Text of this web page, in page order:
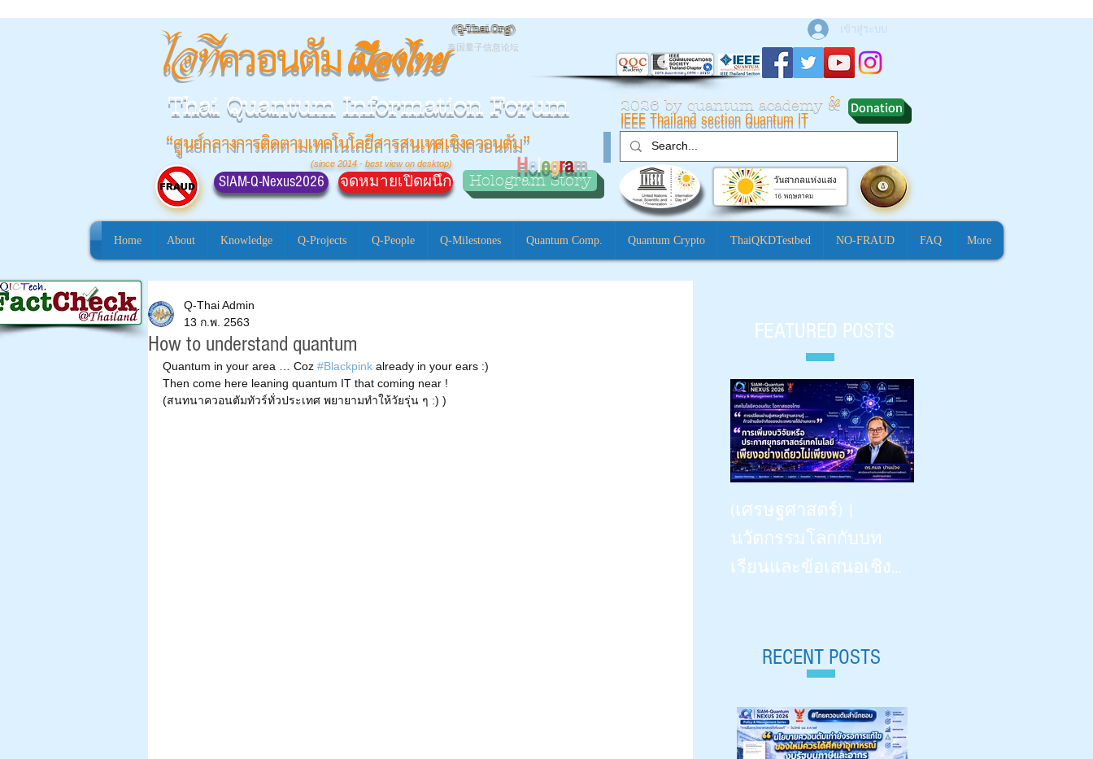
ไอทีควอนตัมเมืองไทย 泰国量子信息论坛
(Q-Thai.Org)
Thai Quantum Information Forum
เข้าสู่ระบบ
2026 by quantum academy &
IEEE Thailand section Quantum IT
Donation
“ศูนย์กลางการติดตามเทคโนโลยีสารสนเทศเชิงควอนตัม”
(since 2014 - best view on desktop)
จดหมายเปิดผนึก Hologram Story
Hologram
SIAM-Q-Nexus2026
Home About Knowledge Q-Projects Q-People Q-Milestones Quantum Comp. Quantum Crypto ThaiQKDTestbed NO-FRAUD FAQ More
How to understand quantum
Q-Thai Admin
13 ก.พ. 2563
Quantum in your area … Coz #Blackpink already in your ears :)
Then come here leaning quantum IT that coming near !
(สนทนาควอนตัมทัวร์ทั่วประเทศ พยายามทำให้วัยรุ่น ๆ :) )
FEATURED POSTS
(เศรษฐศาสตร์) |
นวัตกรรมโลกกับบท
เรียนและข้อเสนอเชิง
ดร.กมล ปานม่วง |
สถาบันระหว่างประเทศ
เพื่อการค้าและการ
พัฒนา (องค์การ
RECENT POSTS